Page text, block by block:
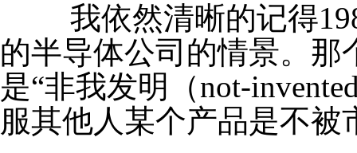
我依然清晰的记得
的半导体公司的情景。
是“非我发明（not-
服其他人某个产品是不被